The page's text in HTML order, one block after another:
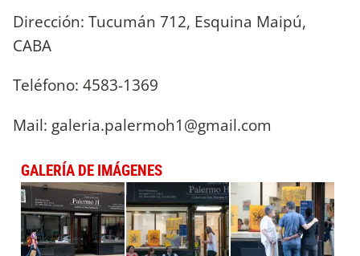
Dirección: Tucumán 712, Esquina Maipú,
CABA
Teléfono: 4583-1369
Mail: galeria.palermoh1@gmail.com
GALERÍA DE IMÁGENES